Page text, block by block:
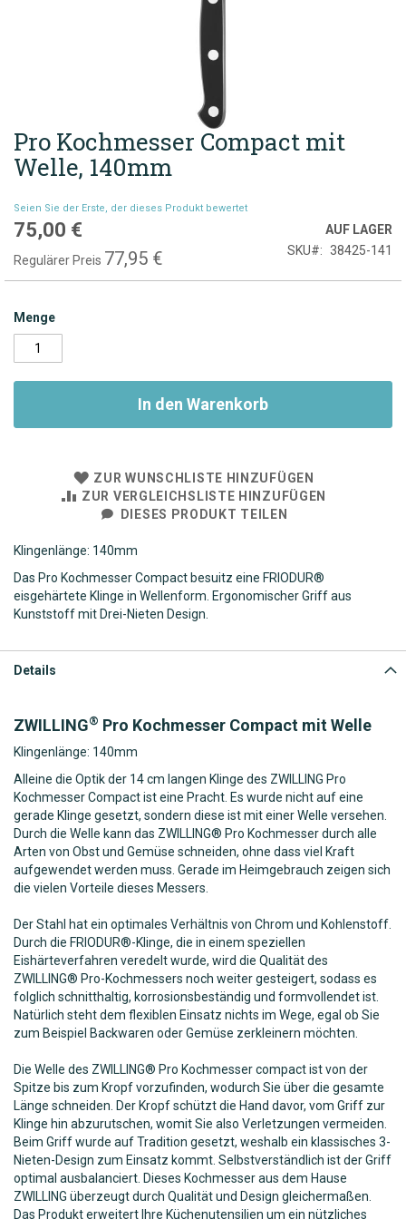
Zum
Anfang
der
springen
Pro Kochmesser Compact mit
Welle, 140mm
Seien Sie der Erste, der dieses Produkt bewertet
Sonderpreis
75,00 €
Regulärer Preis 77,95 €
AUF LAGER
SKU
38425-141
Menge
In den Warenkorb
ZUR WUNSCHLISTE HINZUFÜGEN
ZUR VERGLEICHSLISTE HINZUFÜGEN
DIESES PRODUKT TEILEN
Klingenlänge: 140mm
Das Pro Kochmesser Compact besuitz eine FRIODUR®
eisgehärtete Klinge in Wellenform. Ergonomischer Griff aus
Kunststoff mit Drei-Nieten Design.
Details
ZWILLING® Pro Kochmesser Compact mit Welle
Klingenlänge: 140mm
Alleine die Optik der 14 cm langen Klinge des ZWILLING Pro
Kochmesser Compact ist eine Pracht. Es wurde nicht auf eine
gerade Klinge gesetzt, sondern diese ist mit einer Welle versehen.
Durch die Welle kann das ZWILLING® Pro Kochmesser durch alle
Arten von Obst und Gemüse schneiden, ohne dass viel Kraft
aufgewendet werden muss. Gerade im Heimgebrauch zeigen sich
die vielen Vorteile dieses Messers.
Der Stahl hat ein optimales Verhältnis von Chrom und Kohlenstoff.
Durch die FRIODUR®-Klinge, die in einem speziellen
Eishärteverfahren veredelt wurde, wird die Qualität des
ZWILLING® Pro-Kochmessers noch weiter gesteigert, sodass es
folglich schnitthaltig, korrosionsbeständig und formvollendet ist.
Natürlich steht dem flexiblen Einsatz nichts im Wege, egal ob Sie
zum Beispiel Backwaren oder Gemüse zerkleinern möchten.
Die Welle des ZWILLING® Pro Kochmesser compact ist von der
Spitze bis zum Kropf vorzufinden, wodurch Sie über die gesamte
Länge schneiden. Der Kropf schützt die Hand davor, vom Griff zur
Klinge hin abzurutschen, womit Sie also Verletzungen vermeiden.
Beim Griff wurde auf Tradition gesetzt, weshalb ein klassisches 3-
Nieten-Design zum Einsatz kommt. Selbstverständlich ist der Griff
optimal ausbalanciert. Dieses Kochmesser aus dem Hause
ZWILLING überzeugt durch Qualität und Design gleichermaßen.
Das Produkt erweitert Ihre Küchenutensilien um ein nützliches